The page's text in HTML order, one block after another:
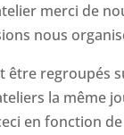
merci de
nous
être regroupés
la même
en fonction